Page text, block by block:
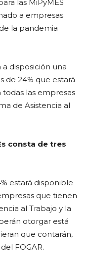
las MiPyMES
a empresas
la pandemia
disposición una
de 24% que estará
las empresas
de Asistencia al
consta de tres
estará disponible
que tienen
al Trabajo y la
otorgar está
que contarán,
FOGAR.